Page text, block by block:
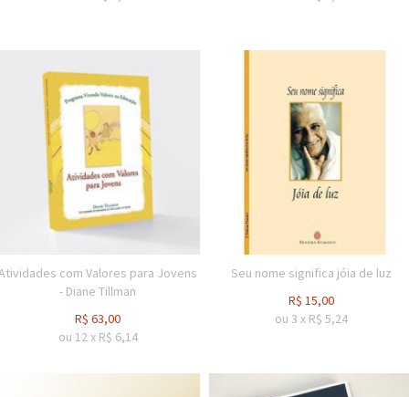
com Valores para Jovens
- Diane Tillman
R$ 63,00
ou 12x R$ 6,14
Seu nome significa jóia de luz
R$ 15,00
ou 3 x R$ 5,24